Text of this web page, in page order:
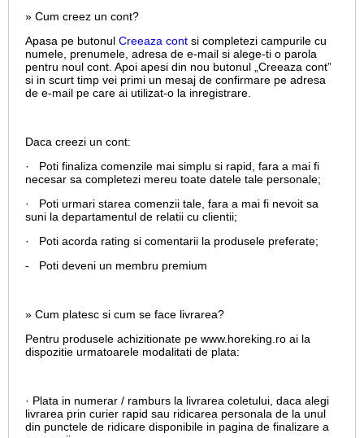
» Cum creez un cont?
Apasa pe butonul Creeaza cont si completezi campurile cu
numele, prenumele, adresa de e-mail si alege-ti o parola
pentru noul cont. Apoi apesi din nou butonul „Creeaza cont”
si in scurt timp vei primi un mesaj de confirmare pe adresa
de e-mail pe care ai utilizat-o la inregistrare.
Daca creezi un cont:
· Poti finaliza comenzile mai simplu si rapid, fara a mai fi
necesar sa completezi mereu toate datele tale personale;
· Poti urmari starea comenzii tale, fara a mai fi nevoit sa
suni la departamentul de relatii cu clientii;
· Poti acorda rating si comentarii la produsele preferate;
- Poti deveni un membru premium
» Cum platesc si cum se face livrarea?
Pentru produsele achizitionate pe www.horeking.ro ai la
dispozitie urmatoarele modalitati de plata:
· Plata in numerar / ramburs la livrarea coletului, daca alegi
livrarea prin curier rapid sau ridicarea personala de la unul
din punctele de ridicare disponibile in pagina de finalizare a